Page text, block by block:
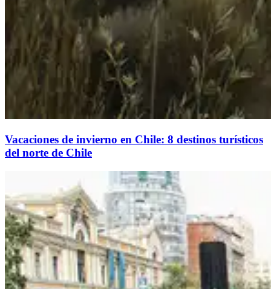
Vacaciones de invierno en Chile: 8 destinos turísticos
del norte de Chile